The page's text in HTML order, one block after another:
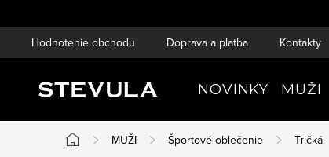
na
Hodnotenie obchodu Doprava a platba Kontakty
NOVINKY MUŽI
Domov
MUŽI Športové oblečenie Tričká